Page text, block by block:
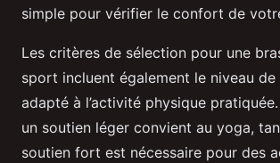
simple pour vérifier le confort de
Les critères de sélection pour une
sport incluent également le niveau de
adapté à l’activité physique
un soutien léger convient au yoga,
soutien fort est nécessaire pour des